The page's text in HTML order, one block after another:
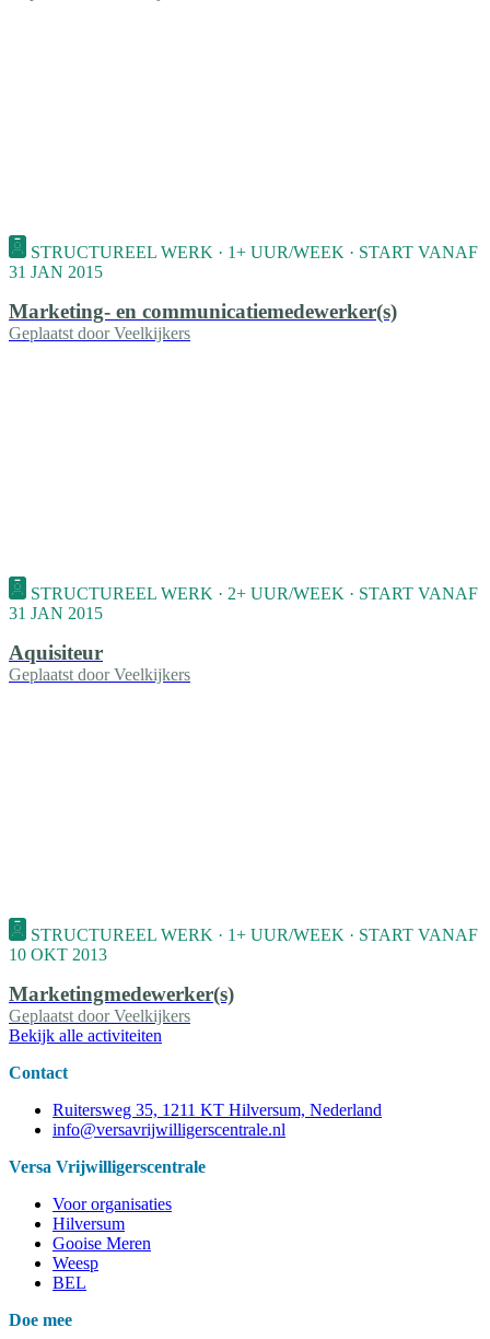
STRUCTUREEL WERK · 1+ UUR/WEEK · START VANAF
31 JAN 2015
Marketing- en communicatiemedewerker(s)
Geplaatst door Veelkijkers
STRUCTUREEL WERK · 2+ UUR/WEEK · START VANAF
31 JAN 2015
Aquisiteur
Geplaatst door Veelkijkers
STRUCTUREEL WERK · 1+ UUR/WEEK · START VANAF
10 OKT 2013
Marketingmedewerker(s)
Geplaatst door Veelkijkers
Bekijk alle activiteiten
Contact
Ruitersweg 35, 1211 KT Hilversum, Nederland
info@versavrijwilligerscentrale.nl
Versa Vrijwilligerscentrale
Voor organisaties
Hilversum
Gooise Meren
Weesp
BEL
Doe mee